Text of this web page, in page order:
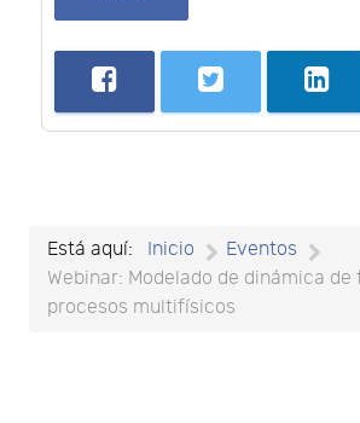
Está aquí: Inicio
Eventos
Webinar: Modelado de dinámica de
procesos multifísicos